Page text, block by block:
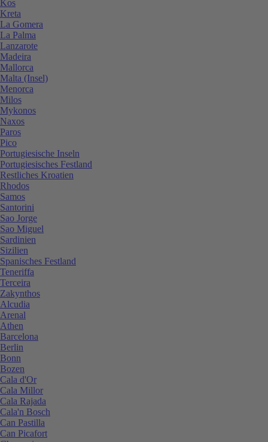
Kos
Kreta
La Gomera
La Palma
Lanzarote
Madeira
Mallorca
Malta (Insel)
Menorca
Milos
Mykonos
Naxos
Paros
Pico
Portugiesische Inseln
Portugiesisches Festland
Restliches Kroatien
Rhodos
Samos
Santorini
Sao Jorge
Sao Miguel
Sardinien
Sizilien
Spanisches Festland
Teneriffa
Terceira
Zakynthos
Alcudia
Arenal
Athen
Barcelona
Berlin
Bonn
Bozen
Cala d'Or
Cala Millor
Cala Rajada
Cala'n Bosch
Can Pastilla
Can Picafort